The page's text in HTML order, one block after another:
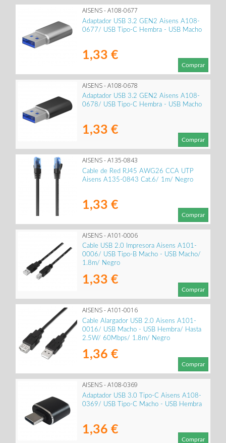
AISENS - A108-0677
Adaptador USB 3.2 GEN2 Aisens A108-
0677/ USB Tipo-C Hembra - USB Macho
1,33 €
Comprar
AISENS - A108-0678
Adaptador USB 3.2 GEN2 Aisens A108-
0678/ USB Tipo-C Hembra - USB Macho
1,33 €
Comprar
AISENS - A135-0843
Cable de Red RJ45 AWG26 CCA UTP
Aisens A135-0843 Cat.6/ 1m/ Negro
1,33 €
Comprar
AISENS - A101-0006
Cable USB 2.0 Impresora Aisens A101-
0006/ USB Tipo-B Macho - USB Macho/
1.8m/ Negro
1,33 €
Comprar
AISENS - A101-0016
Cable Alargador USB 2.0 Aisens A101-
0016/ USB Macho - USB Hembra/ Hasta
2.5W/ 60Mbps/ 1.8m/ Negro
1,36 €
Comprar
AISENS - A108-0369
Adaptador USB 3.0 Tipo-C Aisens A108-
0369/ USB Tipo-C Macho - USB Hembra
1,36 €
Comprar